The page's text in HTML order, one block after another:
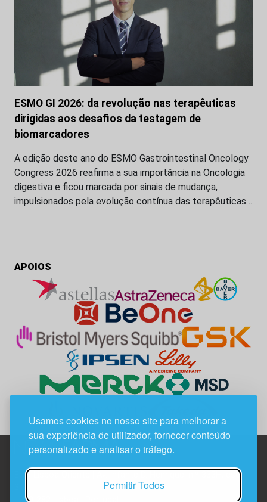
Usamos cookies no nosso site para melhorar a
sua experiência de utilizador, fornecer conteúdo
personalizado e analisar o tráfego.
Permitir Todos
ESMO GI 2026: da revolução nas terapêuticas
dirigidas aos desafios da testagem de
biomarcadores
A edição deste ano do ESMO Gastrointestinal Oncology
Congress 2026 reafirma a sua importância na Oncologia
digestiva e ficou marcada por sinais de mudança,
impulsionados pela evolução contínua das terapêuticas…
APOIOS
Edif. Lisboa Oriente | Av. Infante D. Henrique, n.º 333H, esc.